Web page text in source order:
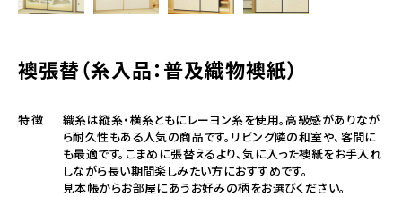
襖張替（糸入品：普及織物襖紙）
特徴
織糸は縦糸・横糸ともにレーヨン糸を使用。高級感がありなが
ら耐久性もある人気の商品です。リビング隣の和室や、客間に
も最適です。こまめに張替えるより、気に入った襖紙をお手入れ
しながら長い期間楽しみたい方におすすめです。
見本帳からお部屋にあうお好みの柄をお選びください。